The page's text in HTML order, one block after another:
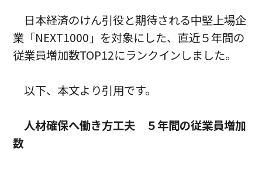
日本経済のけん引役と期待される中堅上場企
業「NEXT1000」を対象にした、直近５年間の
従業員増加数TOP12にランクインしました。
以下、本文より引用です。
人材確保へ働き方工夫 ５年間の従業員増加
数